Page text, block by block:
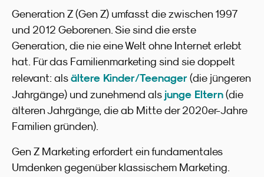
Generation Z (Gen Z) umfasst die zwischen 1997
und 2012 Geborenen. Sie sind die erste
Generation, die nie eine Welt ohne Internet erlebt
hat. Für das Familienmarketing sind sie doppelt
relevant: als ältere Kinder/Teenager (die jüngeren
Jahrgänge) und zunehmend als junge Eltern (die
älteren Jahrgänge, die ab Mitte der 2020er-Jahre
Familien gründen).
Gen Z Marketing erfordert ein fundamentales
Umdenken gegenüber klassischem Marketing.